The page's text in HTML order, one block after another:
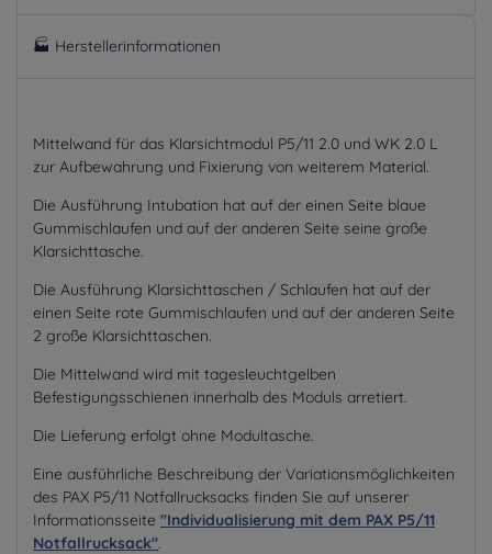
🏭 Herstellerinformationen
Mittelwand für das Klarsichtmodul P5/11 2.0 und WK 2.0 L
zur Aufbewahrung und Fixierung von weiterem Material.
Die Ausführung Intubation hat auf der einen Seite blaue
Gummischlaufen und auf der anderen Seite seine große
Klarsichttasche.
Die Ausführung Klarsichttaschen / Schlaufen hat auf der
einen Seite rote Gummischlaufen und auf der anderen Seite
2 große Klarsichttaschen.
Die Mittelwand wird mit tagesleuchtgelben
Befestigungsschienen innerhalb des Moduls arretiert.
Die Lieferung erfolgt ohne Modultasche.
Eine ausführliche Beschreibung der Variationsmöglichkeiten
des PAX P5/11 Notfallrucksacks finden Sie auf unserer
Informationsseite "Individualisierung mit dem PAX P5/11
Notfallrucksack".